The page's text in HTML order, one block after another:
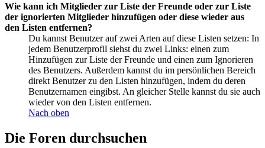
Wie kann ich Mitglieder zur Liste der Freunde oder zur Liste
der ignorierten Mitglieder hinzufügen oder diese wieder aus
den Listen entfernen?
Du kannst Benutzer auf zwei Arten auf diese Listen setzen: In
jedem Benutzerprofil siehst du zwei Links: einen zum
Hinzufügen zur Liste der Freunde und einen zum Ignorieren
des Benutzers. Außerdem kannst du im persönlichen Bereich
direkt Benutzer zu den Listen hinzufügen, indem du deren
Benutzernamen eingibst. An gleicher Stelle kannst du sie auch
wieder von den Listen entfernen.
Nach oben
Die Foren durchsuchen